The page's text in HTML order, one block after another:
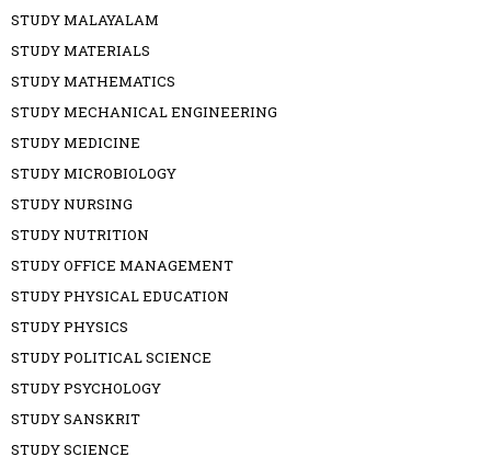
STUDY MALAYALAM
STUDY MATERIALS
STUDY MATHEMATICS
STUDY MECHANICAL ENGINEERING
STUDY MEDICINE
STUDY MICROBIOLOGY
STUDY NURSING
STUDY NUTRITION
STUDY OFFICE MANAGEMENT
STUDY PHYSICAL EDUCATION
STUDY PHYSICS
STUDY POLITICAL SCIENCE
STUDY PSYCHOLOGY
STUDY SANSKRIT
STUDY SCIENCE